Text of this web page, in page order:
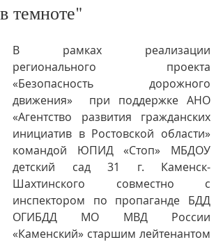
в темноте"
В рамках реализации
регионального проекта
«Безопасность дорожного
движения»  при поддержке АНО
«Агентство развития гражданских
инициатив в Ростовской области»
командой ЮПИД «Стоп» МБДОУ
детский сад 31 г. Каменск-
Шахтинского совместно с
инспектором по пропаганде БДД
ОГИБДД МО МВД России
«Каменский» старшим лейтенантом